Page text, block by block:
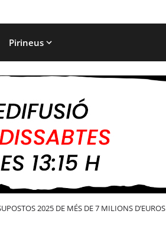
Pirineus
2025 DE MÉS DE 7 MILIONS D’EUROS